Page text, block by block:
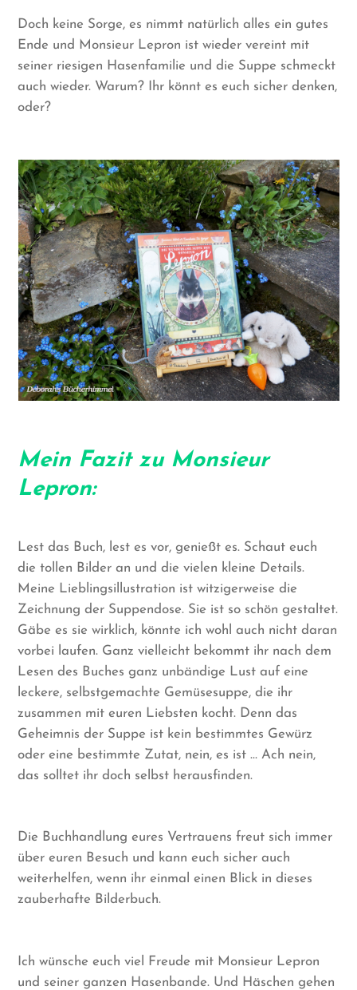
Doch keine Sorge, es nimmt natürlich alles ein gutes
Ende und Monsieur Lepron ist wieder vereint mit
seiner riesigen Hasenfamilie und die Suppe schmeckt
auch wieder. Warum? Ihr könnt es euch sicher denken,
oder?
Mein Fazit zu Monsieur
Lepron:
Lest das Buch, lest es vor, genießt es. Schaut euch
die tollen Bilder an und die vielen kleine Details.
Meine Lieblingsillustration ist witzigerweise die
Zeichnung der Suppendose. Sie ist so schön gestaltet.
Gäbe es sie wirklich, könnte ich wohl auch nicht daran
vorbei laufen. Ganz vielleicht bekommt ihr nach dem
Lesen des Buches ganz unbändige Lust auf eine
leckere, selbstgemachte Gemüsesuppe, die ihr
zusammen mit euren Liebsten kocht. Denn das
Geheimnis der Suppe ist kein bestimmtes Gewürz
oder eine bestimmte Zutat, nein, es ist … Ach nein,
das solltet ihr doch selbst herausfinden.
Die Buchhandlung eures Vertrauens freut sich immer
über euren Besuch und kann euch sicher auch
weiterhelfen, wenn ihr einmal einen Blick in dieses
zauberhafte Bilderbuch.
Ich wünsche euch viel Freude mit Monsieur Lepron
und seiner ganzen Hasenbande. Und Häschen gehen